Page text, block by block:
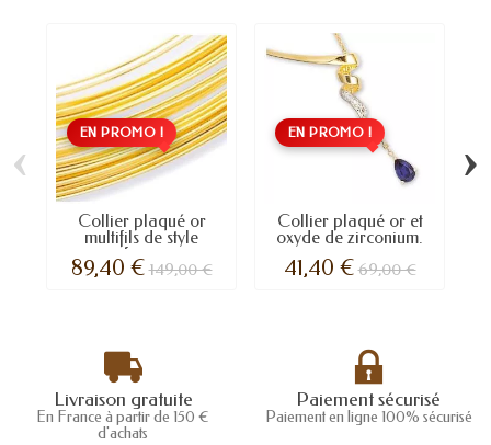
EN PROMO !
Collier plaqué or
multifils de style
africain
89,40 €149,00 €
EN PROMO !
Collier plaqué or et
oxyde de zirconium.
41,40 €69,00 €
‹ ›
Livraison gratuite
En France à partir de 150 €
d'achats
Paiement sécurisé
Paiement en ligne 100% sécurisé